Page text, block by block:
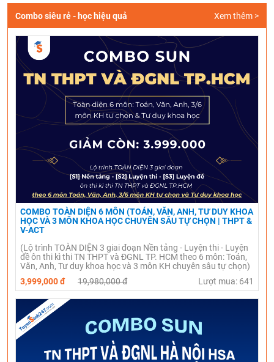
Combo siêu rẻ - học hiệu quả Xem thêm >
COMBO TOÀN DIỆN 6 MÔN (TOÁN, VĂN, ANH, TƯ DUY KHOA
HỌC VÀ 3 MÔN KHOA HỌC CHUYÊN SÂU TỰ CHỌN | THPT &
V-ACT
(Lộ trình TOÀN DIỆN 3 giai đoạn Nền tảng - Luyện thi - Luyện
đề ôn thi kì thi TN THPT và ĐGNL TP. HCM theo 6 môn: Toán,
Văn, Anh, Tư duy khoa học và 3 môn KH chuyên sâu tự chọn)
3,999,000 đ
19,980,000 đ Lượt mua: 641